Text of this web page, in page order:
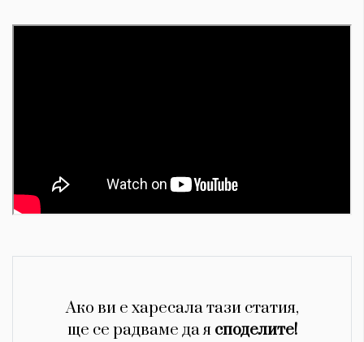
Ако ви е харесала тази статия,
ще се радваме да я споделите!